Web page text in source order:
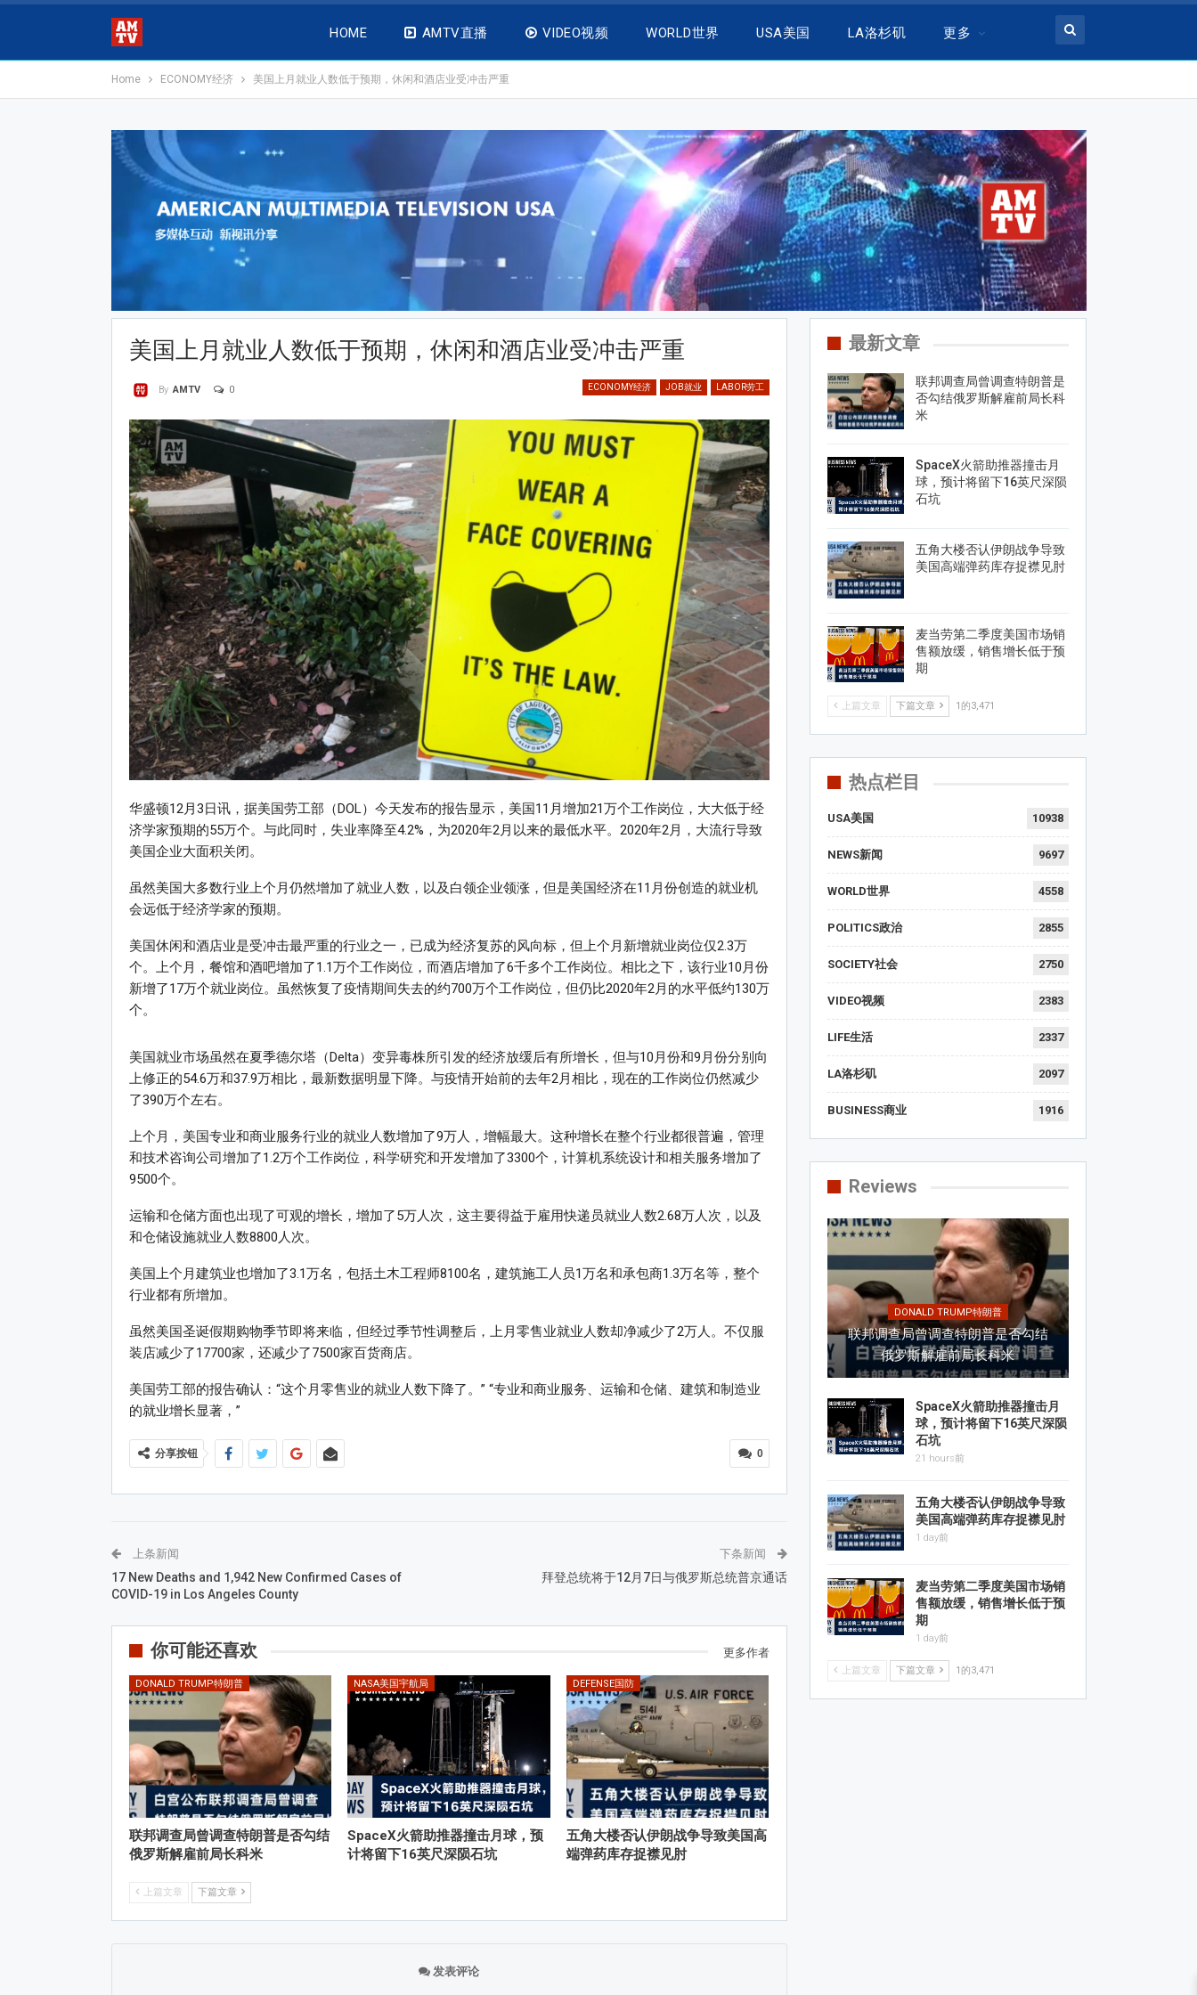
HOME AMTV直播 VIDEO视频 WORLD世界 USA美国 LA洛杉矶 更多
Home ECONOMY经济 美国上月就业人数低于预期，休闲和酒店业受冲击严重
美国上月就业人数低于预期，休闲和酒店业受冲击严重
ECONOMY经济 JOB就业 LABOR劳工
By AMTV 0
华盛顿12月3日讯，据美国劳工部（DOL）今天发布的报告显示，美国11月增加21万个工作岗位，大大低于经
济学家预期的55万个。与此同时，失业率降至4.2%，为2020年2月以来的最低水平。2020年2月，大流行导致
美国企业大面积关闭。
虽然美国大多数行业上个月仍然增加了就业人数，以及白领企业领涨，但是美国经济在11月份创造的就业机
会远低于经济学家的预期。
美国休闲和酒店业是受冲击最严重的行业之一，已成为经济复苏的风向标，但上个月新增就业岗位仅2.3万
个。上个月，餐馆和酒吧增加了1.1万个工作岗位，而酒店增加了6千多个工作岗位。相比之下，该行业10月份
新增了17万个就业岗位。虽然恢复了疫情期间失去的约700万个工作岗位，但仍比2020年2月的水平低约130万
个。
美国就业市场虽然在夏季德尔塔（Delta）变异毒株所引发的经济放缓后有所增长，但与10月份和9月份分别向
上修正的54.6万和37.9万相比，最新数据明显下降。与疫情开始前的去年2月相比，现在的工作岗位仍然减少
了390万个左右。
上个月，美国专业和商业服务行业的就业人数增加了9万人，增幅最大。这种增长在整个行业都很普遍，管理
和技术咨询公司增加了1.2万个工作岗位，科学研究和开发增加了3300个，计算机系统设计和相关服务增加了
9500个。
运输和仓储方面也出现了可观的增长，增加了5万人次，这主要得益于雇用快递员就业人数2.68万人次，以及
和仓储设施就业人数8800人次。
美国上个月建筑业也增加了3.1万名，包括土木工程师8100名，建筑施工人员1万名和承包商1.3万名等，整个
行业都有所增加。
虽然美国圣诞假期购物季节即将来临，但经过季节性调整后，上月零售业就业人数却净减少了2万人。不仅服
装店减少了17700家，还减少了7500家百货商店。
美国劳工部的报告确认：“这个月零售业的就业人数下降了。” “专业和商业服务、运输和仓储、建筑和制造业
的就业增长显著，”
0
分享按钮
上条新闻
17 New Deaths and 1,942 New Confirmed Cases of
COVID-19 in Los Angeles County
下条新闻
拜登总统将于12月7日与俄罗斯总统普京通话
你可能还喜欢 更多作者
DONALD TRUMP特朗普
联邦调查局曾调查特朗普是否勾结
俄罗斯解雇前局长科米
NASA美国宇航局
SpaceX火箭助推器撞击月球，预
计将留下16英尺深陨石坑
DEFENSE国防
五角大楼否认伊朗战争导致美国高
端弹药库存捉襟见肘
上篇文章 下篇文章
发表评论
最新文章
联邦调查局曾调查特朗普是
否勾结俄罗斯解雇前局长科
米
SpaceX火箭助推器撞击月
球，预计将留下16英尺深陨
石坑
五角大楼否认伊朗战争导致
美国高端弹药库存捉襟见肘
麦当劳第二季度美国市场销
售额放缓，销售增长低于预
期
上篇文章 下篇文章 1的3,471
热点栏目
USA美国 10938
NEWS新闻 9697
WORLD世界 4558
POLITICS政治 2855
SOCIETY社会 2750
VIDEO视频 2383
LIFE生活 2337
LA洛杉矶 2097
BUSINESS商业 1916
Reviews
DONALD TRUMP特朗普
联邦调查局曾调查特朗普是否勾结
俄罗斯解雇前局长科米
SpaceX火箭助推器撞击月
球，预计将留下16英尺深陨
石坑
21 hours前
五角大楼否认伊朗战争导致
美国高端弹药库存捉襟见肘
1 day前
麦当劳第二季度美国市场销
售额放缓，销售增长低于预
期
1 day前
上篇文章 下篇文章 1的3,471